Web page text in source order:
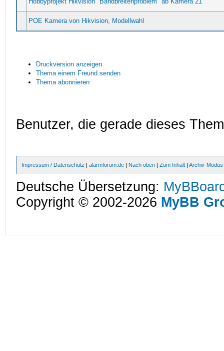
POE Kamera von Hikvision, Modellwahl
Druckversion anzeigen
Thema einem Freund senden
Thema abonnieren
Benutzer, die gerade dieses
Impressum / Datenschutz |alarmforum.de | Nach oben |Zum Inhalt |Archiv-Modus
Deutsche Übersetzung:
Copyright © 2002-2026 MyBB